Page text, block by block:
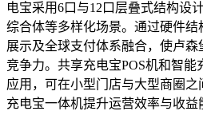
电宝采用6口与12口层叠式结构设
综合体等多样化场景。通过硬件
展示及全球支付体系融合，使卢森
竞争力。共享充电宝POS机和智能
应用，可在小型门店与大型商圈之
充电宝一体机提升运营效率与收益